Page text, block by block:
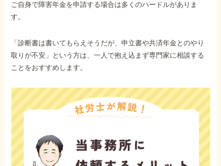
ご自身で障害年金を申請する場合は多くのハードルがありま
す。
「診断書は書いてもらえそうだが、申立書や共済年金とのやり
取りが不安」という方は、一人で抱え込まず専門家に相談する
ことをおすすめします。